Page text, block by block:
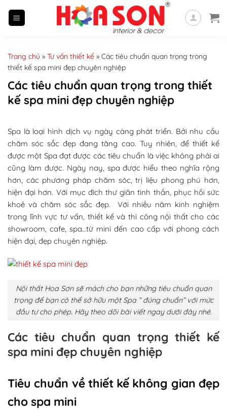
Trang chủ » Tư vấn thiết kế » Các tiêu chuẩn quan trọng trong
thiết kế spa mini đẹp chuyên nghiệp
Các tiêu chuẩn quan trọng trong thiết
kế spa mini đẹp chuyên nghiệp
Spa là loại hình dịch vụ ngày càng phát triển. Bởi nhu cầu
chăm sóc sắc đẹp đang tăng cao. Tuy nhiên, để thiết kế
được một Spa đạt được các tiêu chuẩn là việc không phải ai
cũng làm được. Ngày nay, spa được hiểu theo nghĩa rộng
hơn, các phương pháp chăm sóc, trị liệu phong phú hơn,
hiện đại hơn. Với mục đích thư giãn tinh thần, phục hồi sức
khoẻ và chăm sóc sắc đẹp. Với nhiều năm kinh nghiệm
trong lĩnh vực tư vấn, thiết kế và thi công nội thất cho các
showroom, cafe, spa…từ mini đến cao cấp với phong cách
hiện đại, đẹp chuyên nghiệp.
Nội thất Hoa Sơn sẽ mách cho bạn những tiêu chuẩn quan
trọng để bạn có thể sở hữu một Spa ” đúng chuẩn” với mức
đầu tư cho phép. Hãy theo dõi bài viết ngay dưới đây nhé.
Các tiêu chuẩn quan trọng thiết kế
spa mini đẹp chuyên nghiệp
Tiêu chuẩn về thiết kế không gian đẹp
cho spa mini